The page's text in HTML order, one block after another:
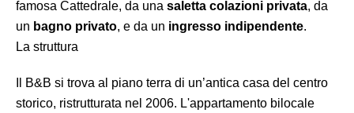
famosa Cattedrale, da una saletta colazioni privata, da
un bagno privato, e da un ingresso indipendente.
La struttura
Il B&B si trova al piano terra di un’antica casa del centro
storico, ristrutturata nel 2006. L'appartamento bilocale